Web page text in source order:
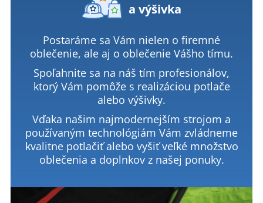
a výšivka
Postaráme sa Vám nielen o firemné
oblečenie, ale aj o oblečenie Vášho tímu.
Spoľahnite sa na náš tím profesionálov,
ktorý Vám pomôže s realizáciou potlače
alebo výšivky.
Vďaka našim najmodernejším strojom a
používaným technológiám Vám zvládneme
kvalitne potlačiť alebo vyšiť veľké množstvo
oblečenia a doplnkov z našej ponuky.